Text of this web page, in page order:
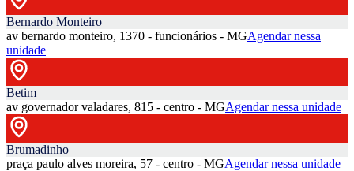
Bernardo Monteiro
av bernardo monteiro, 1370 - funcionários - MGAgendar nessa
unidade
Betim
av governador valadares, 815 - centro - MGAgendar nessa unidade
Brumadinho
praça paulo alves moreira, 57 - centro - MGAgendar nessa unidade